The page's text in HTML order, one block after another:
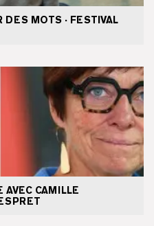
DES MOTS · FESTIVAL
AVEC CAMILLE